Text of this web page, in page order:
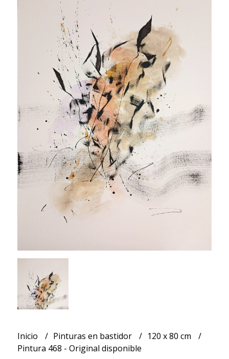
Inicio Pinturas en bastidor
120 x 80 cm
Pintura 468 - Original disponible